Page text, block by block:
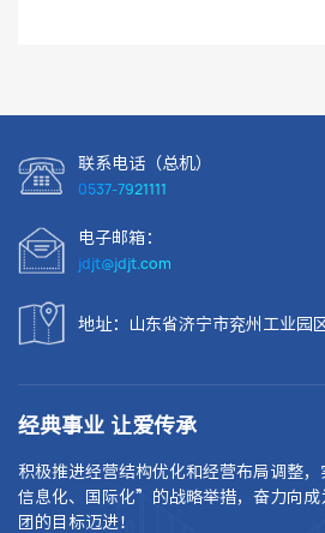
联系电话（总机）
0537-7921111
电子邮箱：
jdjt@jdjt.com
地址：山东省济宁市兖州工业园
经典事业 让爱传承
积极推进经营结构优化和经营布局调整
信息化、国际化”的战略举措，奋力向成
团的目标迈进！